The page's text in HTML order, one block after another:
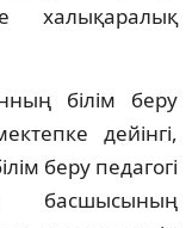
халықаралық
білім беру
дейінгі,
беру педагогі
басшысының